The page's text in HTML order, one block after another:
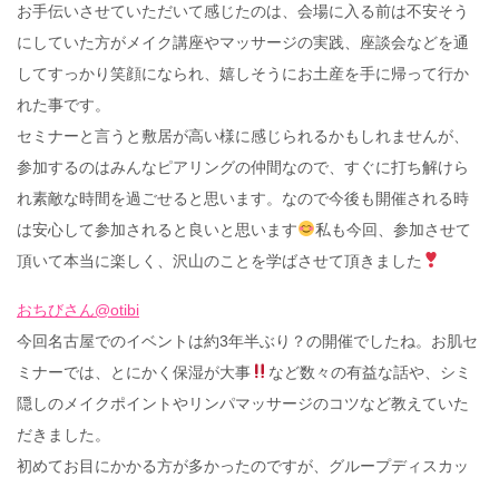
お手伝いさせていただいて感じたのは、会場に入る前は不安そう
にしていた方がメイク講座やマッサージの実践、座談会などを通
してすっかり笑顔になられ、嬉しそうにお土産を手に帰って行か
れた事です。
セミナーと言うと敷居が高い様に感じられるかもしれませんが、
参加するのはみんなピアリングの仲間なので、すぐに打ち解けら
れ素敵な時間を過ごせると思います。なので今後も開催される時
は安心して参加されると良いと思います
私も今回、参加させて
頂いて本当に楽しく、沢山のことを学ばさせて頂きました
おちびさん@otibi
今回名古屋でのイベントは約3年半ぶり？の開催でしたね。お肌セ
ミナーでは、とにかく保湿が大事
など数々の有益な話や、シミ
隠しのメイクポイントやリンパマッサージのコツなど教えていた
だきました。
初めてお目にかかる方が多かったのですが、グループディスカッ